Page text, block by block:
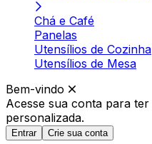
Chá e Café
Panelas
Utensílios de Cozinha
Utensílios de Mesa
Bem-vindo
Acesse sua conta para ter
personalizada.
Entrar Crie sua conta